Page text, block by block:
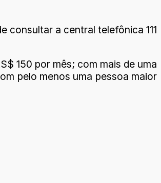
consultar a central telefônica 111
150 por mês; com mais de uma
pelo menos uma pessoa maior